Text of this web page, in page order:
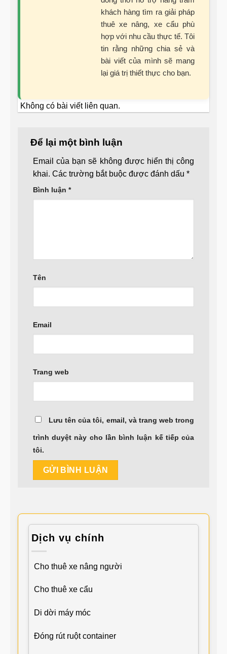
khách hàng tìm ra giải pháp
thuê xe nâng, xe cẩu phù
hợp với nhu cầu thực tế. Tôi
tin rằng những chia sẻ và
bài viết của mình sẽ mang
lại giá trị thiết thực cho bạn.
Không có bài viết liên quan.
Để lại một bình luận
Email của bạn sẽ không được hiển thị công
khai. Các trường bắt buộc được đánh dấu *
Bình luận *
Tên
Email
Trang web
Lưu tên của tôi, email, và trang web trong
trình duyệt này cho lần bình luận kế tiếp của
tôi.
Dịch vụ chính
Cho thuê xe nâng người
Cho thuê xe cẩu
Di dời máy móc
Đóng rút ruột container